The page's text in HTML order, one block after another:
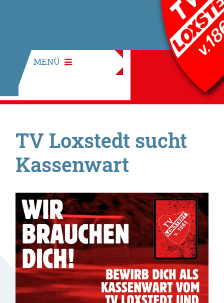
MENÜ
TV Loxstedt sucht
Kassenwart